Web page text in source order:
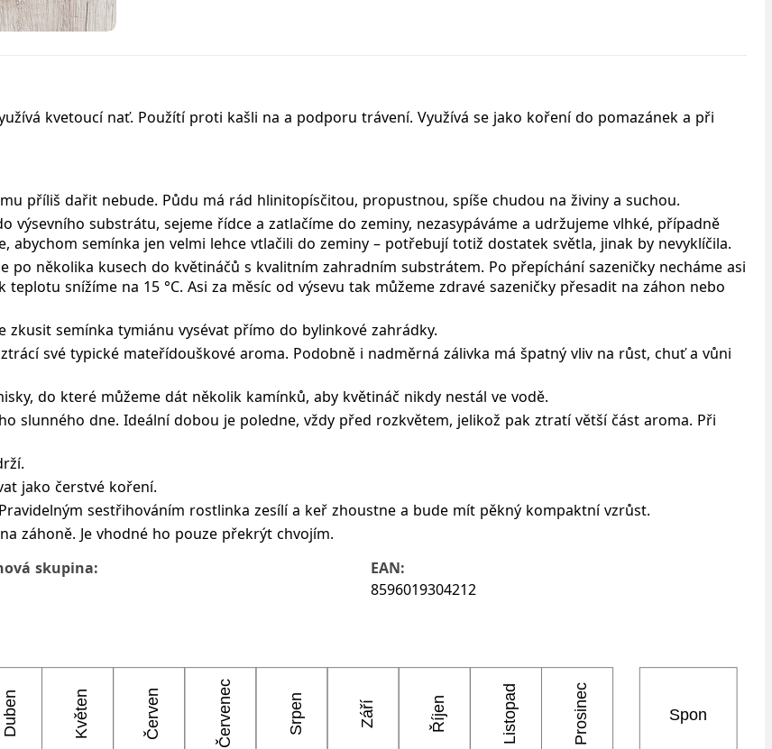
kvetoucí nať. Použítí proti kašli na a podporu trávení. Využívá se jako koření do pomazánek a při
příliš dařit nebude. Půdu má rád hlinitopísčitou, propustnou, spíše chudou na živiny a suchou.
výsevního substrátu, sejeme řídce a zatlačíme do zeminy, nezasypáváme a udržujeme vlhké, případně
semínka jen velmi lehce vtlačili do zeminy – potřebují totiž dostatek světla, jinak by nevyklíčila.
po několika kusech do květináčů s kvalitním zahradním substrátem. Po přepíchání sazeničky necháme asi
snížíme na 15 °C. Asi za měsíc od výsevu tak můžeme zdravé sazeničky přesadit na záhon nebo
semínka tymiánu vysévat přímo do bylinkové zahrádky.
své typické mateřídouškové aroma. Podobně i nadměrná zálivka má špatný vliv na růst, chuť a vůni
do které můžeme dát několik kamínků, aby květináč nikdy nestál ve vodě.
slunného dne. Ideální dobou je poledne, vždy před rozkvětem, jelikož pak ztratí větší část aroma. Při
jako čerstvé koření.
sestřihováním rostlinka zesílí a keř zhoustne a bude mít pěkný kompaktní vzrůst.
záhoně. Je vhodné ho pouze překrýt chvojím.
skupina:
EAN:
8596019304212
Duben Květen Červen Červenec Srpen Září Říjen Listopad Prosinec Spon